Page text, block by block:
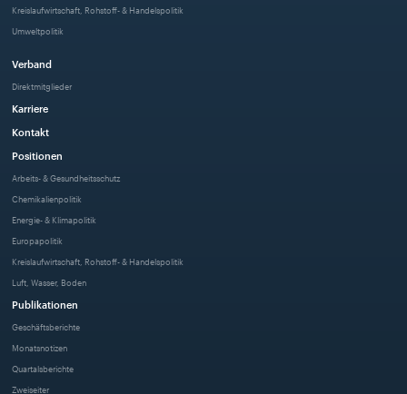
Kreislaufwirtschaft, Rohstoff- & Handelspolitik
Umweltpolitik
Verband
Direktmitglieder
Karriere
Kontakt
Positionen
Arbeits- & Gesundheitsschutz
Chemikalienpolitik
Energie- & Klimapolitik
Europapolitik
Kreislaufwirtschaft, Rohstoff- & Handelspolitik
Luft, Wasser, Boden
Publikationen
Geschäftsberichte
Monatsnotizen
Quartalsberichte
Zweiseiter